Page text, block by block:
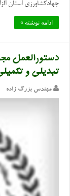
جهادکشاورزی استان
ادامه نوشته »
دستورالعمل
تبدیلی و
مهندس بزرگ زاده